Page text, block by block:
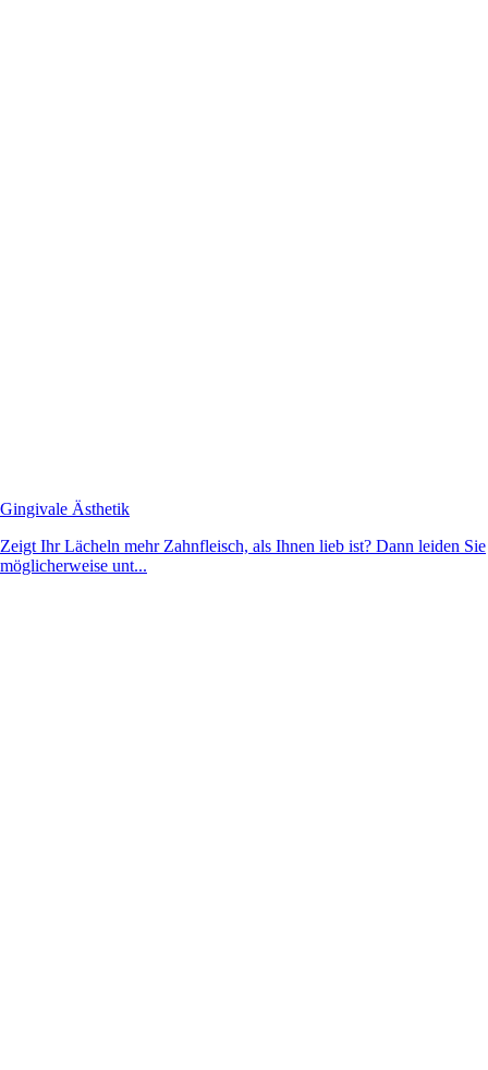
Gingivale Ästhetik
Zeigt Ihr Lächeln mehr Zahnfleisch, als Ihnen lieb ist? Dann leiden Sie
möglicherweise unt...